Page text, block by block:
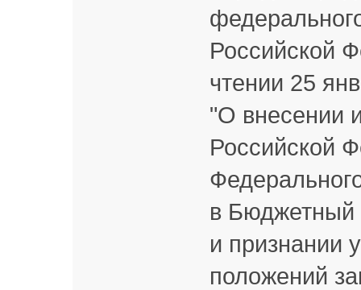
Российской
чтении 25
"О внесении
Российской
в Бюджетный
и признании
положений